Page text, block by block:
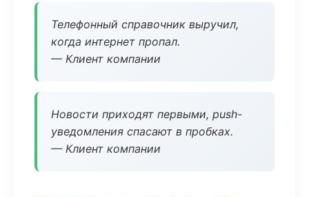
Телефонный справочник выручил,
когда интернет пропал.
— Клиент компании
Новости приходят первыми, push-
уведомления спасают в пробках.
— Клиент компании